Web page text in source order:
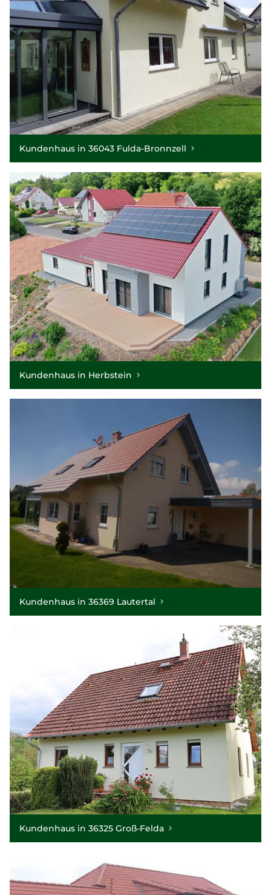
Kundenhaus in 36043 Fulda-Bronnzell
Kundenhaus in Herbstein
Kundenhaus in 36369 Lautertal
Kundenhaus in 36325 Groß-Felda